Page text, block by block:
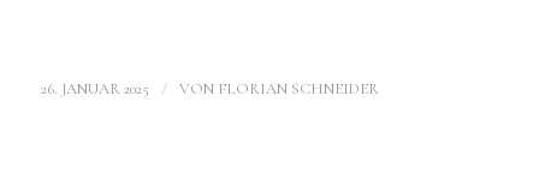
26. JANUAR 2025 / VON FLORIAN SCHNEIDER